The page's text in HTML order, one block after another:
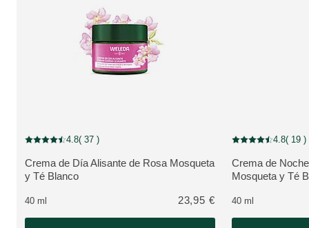
VER PRODUCTO:
Crema de Día Alisante de Rosa Mosqueta
y Té Blanco
Puntuación: 4.8 / 5 estrellas 37 valoraciones de usuarios
4.8( 37 )
40 ml 23,95 €
VER
Crema de
Mosqueta y Té
Puntuación: 4.8 /
4.8( 19 )
40 ml